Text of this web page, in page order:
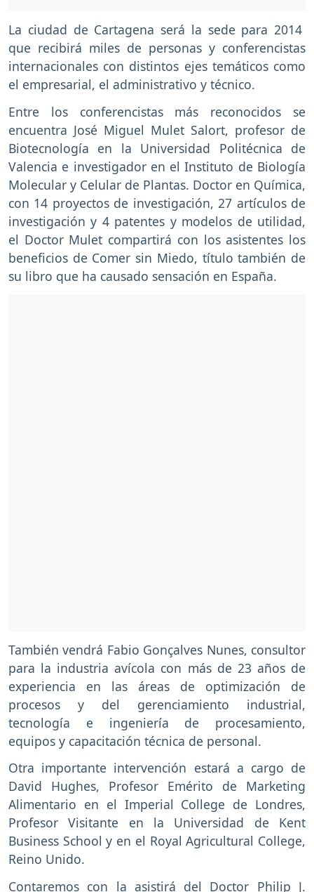
La ciudad de Cartagena será la sede para 2014
que recibirá miles de personas y conferencistas
internacionales con distintos ejes temáticos como
el empresarial, el administrativo y técnico.
Entre los conferencistas más reconocidos se
encuentra José Miguel Mulet Salort, profesor de
Biotecnología en la Universidad Politécnica de
Valencia e investigador en el Instituto de Biología
Molecular y Celular de Plantas. Doctor en Química,
con 14 proyectos de investigación, 27 artículos de
investigación y 4 patentes y modelos de utilidad,
el Doctor Mulet compartirá con los asistentes los
beneficios de Comer sin Miedo, título también de
su libro que ha causado sensación en España.
También vendrá Fabio Gonçalves Nunes, consultor
para la industria avícola con más de 23 años de
experiencia en las áreas de optimización de
procesos y del gerenciamiento industrial,
tecnología e ingeniería de procesamiento,
equipos y capacitación técnica de personal.
Otra importante intervención estará a cargo de
David Hughes, Profesor Emérito de Marketing
Alimentario en el Imperial College de Londres,
Profesor Visitante en la Universidad de Kent
Business School y en el Royal Agricultural College,
Reino Unido.
Contaremos con la asistirá del Doctor Philip J.